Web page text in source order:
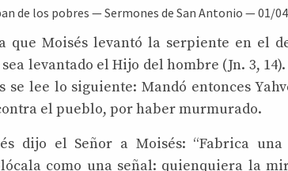
de los pobres —Sermones de San Antonio —01/
que Moisés levantó la serpiente en el
levantado el Hijo del hombre (Jn. 3,
se lee lo siguiente: Mandó entonces
el pueblo, por haber murmurado.
dijo el Señor a Moisés: “Fabrica
como una señal: quienquiera la